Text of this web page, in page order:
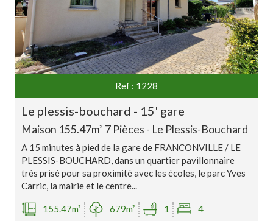
Ref : 1228
le plessis-bouchard - 15' gare
Maison 155.47m² 7 Pièces - Le Plessis-Bouchard
A 15 minutes à pied de la gare de FRANCONVILLE / LE
PLESSIS-BOUCHARD, dans un quartier pavillonnaire
très prisé pour sa proximité avec les écoles, le parc Yves
Carric, la mairie et le centre...
155.47m² 679m² 1 4